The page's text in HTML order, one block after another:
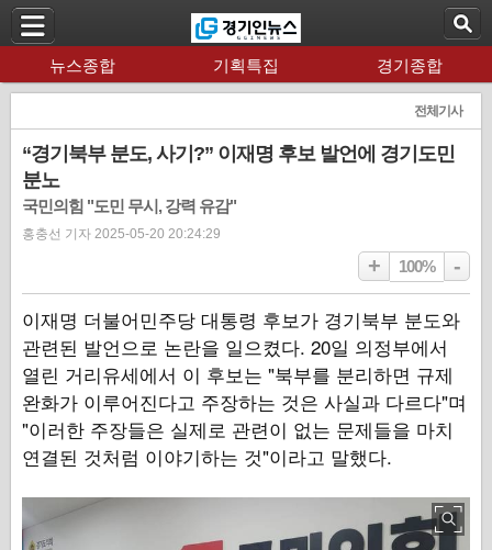
전체기사
“경기북부 분도, 사기?” 이재명 후보 발언에 경기도민
분노
국민의힘 "도민 무시, 강력 유감"
홍충선 기자 2025-05-20 20:24:29
+ 100% -
이재명 더불어민주당 대통령 후보가 경기북부 분도와
관련된 발언으로 논란을 일으켰다. 20일 의정부에서
열린 거리유세에서 이 후보는 "북부를 분리하면 규제
완화가 이루어진다고 주장하는 것은 사실과 다르다"며
"이러한 주장들은 실제로 관련이 없는 문제들을 마치
연결된 것처럼 이야기하는 것"이라고 말했다.
뉴스종합 기획특집 경기종합